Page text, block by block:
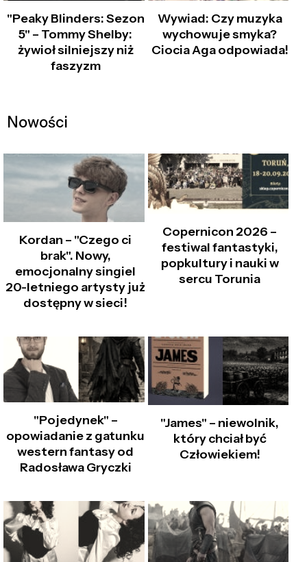
"Peaky Blinders: Sezon
5" – Tommy Shelby:
żywioł silniejszy niż
faszyzm
Wywiad: Czy muzyka
wychowuje smyka?
Ciocia Aga odpowiada!
Nowości
Kordan – "Czego ci
brak". Nowy,
emocjonalny singiel
20-letniego artysty już
dostępny w sieci!
Copernicon 2026 –
festiwal fantastyki,
popkultury i nauki w
sercu Torunia
"Pojedynek" –
opowiadanie z gatunku
western fantasy od
Radosława Gryczki
"James" – niewolnik,
który chciał być
Człowiekiem!